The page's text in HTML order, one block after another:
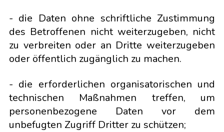
- die Daten ohne schriftliche Zustimmung
des Betroffenen nicht weiterzugeben, nicht
zu verbreiten oder an Dritte weiterzugeben
oder öffentlich zugänglich zu machen.
- die erforderlichen organisatorischen und
technischen Maßnahmen treffen, um
personenbezogene Daten vor dem
unbefugten Zugriff Dritter zu schützen;